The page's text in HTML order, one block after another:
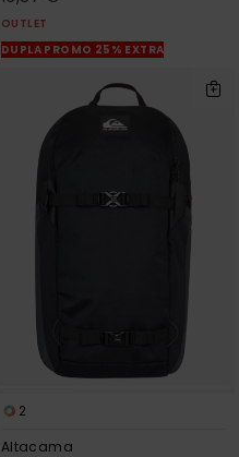
OUTLET
DUPLA PROMO 25% EXTRA
2
Altacama